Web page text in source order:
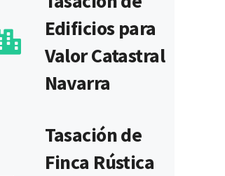
Edificios para
Valor Catastral
Navarra
Tasación de
Finca Rústica